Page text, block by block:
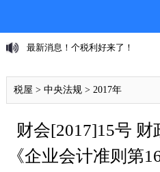
最新消息！个税利好来了！
税屋 > 中央法规> 2017年
财会[2017]15号
《企业会计准则第